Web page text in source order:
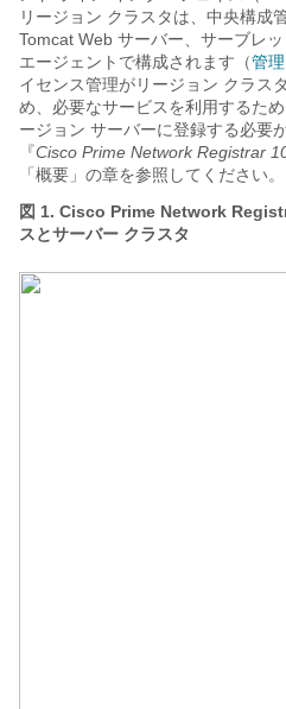
リージョン クラスタは、中央構成
Tomcat Web サーバー、サーブレ
エージェントで構成されます（管
イセンス管理がリージョン クラス
め、必要なサービスを利用するた
ージョン サーバーに登録する必要
『Cisco Prime Network Registrar
「概要」の章を参照してください。
図 1. Cisco Prime Network
スとサーバー クラスタ